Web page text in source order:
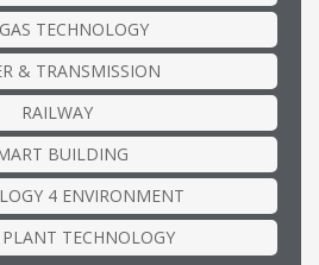
TECHNOLOGY
& TRANSMISSION
RAILWAY
BUILDING
4 ENVIRONMENT
TECHNOLOGY